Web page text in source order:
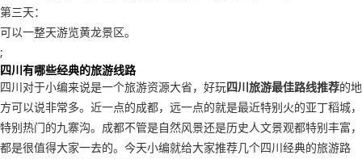
第三天：
可以一整天游览黄龙景区。
;
四川有哪些经典的旅游线路
四川对于小编来说是一个旅游资源大省，好玩四川旅游最佳路线推荐的地
方可以说非常多。近一点的成都，远一点的就是最近特别火的亚丁稻城，
特别热门的九寨沟。成都不管是自然风景还是历史人文景观都特别丰富，
都是很值得大家一去的。今天小编就给大家推荐几个四川经典的旅游路